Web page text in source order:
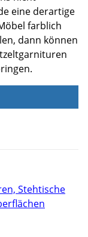
eine derartige
farblich
dann können
Stehtische